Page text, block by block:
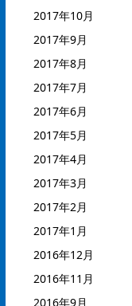
2017年10月
2017年9月
2017年8月
2017年7月
2017年6月
2017年5月
2017年4月
2017年3月
2017年2月
2017年1月
2016年12月
2016年11月
2016年9月